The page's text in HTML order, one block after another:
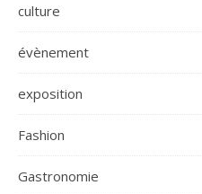
culture
évènement
exposition
Fashion
Gastronomie